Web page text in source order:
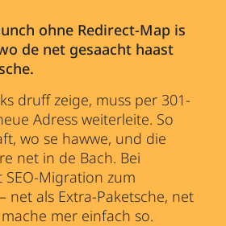
ohne Redirect-Map is
de net gesaacht haast
druff zeige, muss per 301-
Adress weiterleite. So
wo se hawwe, und die
net in de Bach. Bei
Migration zum
net als Extra-Paketsche, net
mer einfach so.